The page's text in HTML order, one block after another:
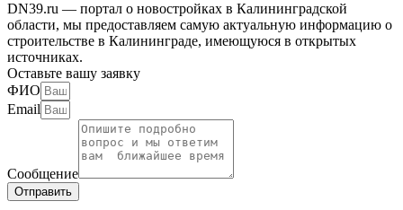
DN39.ru — портал о новостройках в Калининградской
области, мы предоставляем самую актуальную информацию о
строительстве в Калининграде, имеющуюся в открытых
источниках.
Оставьте вашу заявку
ФИО
Email
Сообщение
Отправить